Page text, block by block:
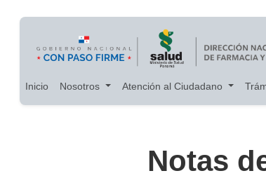
Pasar al contenido principal
Main navigation
Inicio Nosotros Atención al Ciudadano
Notas